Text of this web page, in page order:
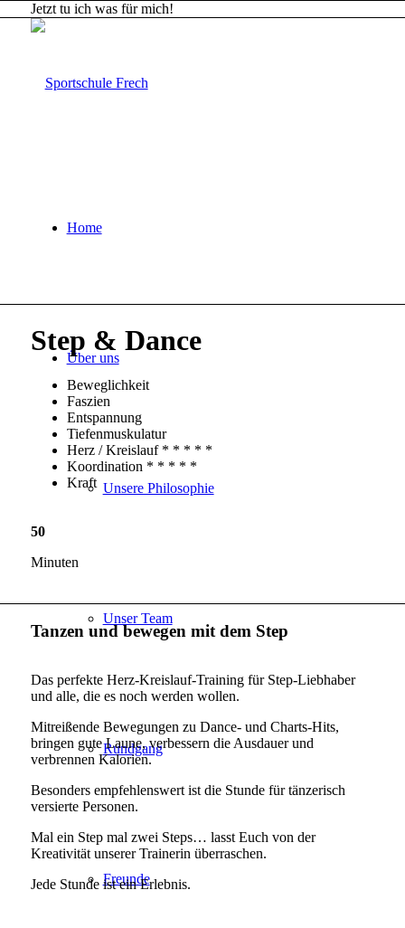
Jetzt tu ich was für mich!
Home
Über uns
Unsere Philosophie
Unser Team
Rundgang
Freunde
Step & Dance
Beweglichkeit
Faszien
Entspannung
Tiefenmuskulatur
Herz / Kreislauf * * * * *
Koordination * * * * *
Kraft
50
Minuten
Tanzen und bewegen mit dem Step
Das perfekte Herz-Kreislauf-Training für Step-Liebhaber
und alle, die es noch werden wollen.
Mitreißende Bewegungen zu Dance- und Charts-Hits,
bringen gute Laune, verbessern die Ausdauer und
verbrennen Kalorien.
Besonders empfehlenswert ist die Stunde für tänzerisch
versierte Personen.
Mal ein Step mal zwei Steps… lasst Euch von der
Kreativität unserer Trainerin überraschen.
Jede Stunde ist ein Erlebnis.